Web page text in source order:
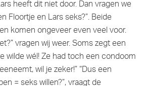
heeft dit niet door. Dan vragen we
Floortje en Lars seks?”. Beide
komen ongeveer even veel voor.
vragen wij weer. Soms zegt een
wilde wél! Ze had toch een condoom
wil je zeker!” “Dus een